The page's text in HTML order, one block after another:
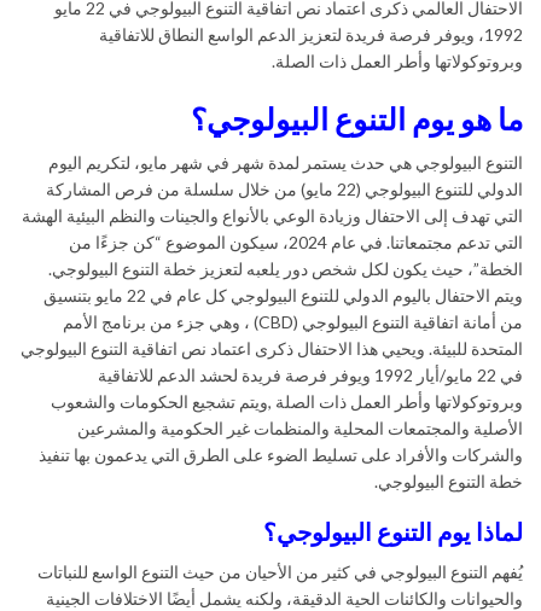
الاحتفال العالمي ذكرى اعتماد نص اتفاقية التنوع البيولوجي في 22 مايو
1992، ويوفر فرصة فريدة لتعزيز الدعم الواسع النطاق للاتفاقية
وبروتوكولاتها وأطر العمل ذات الصلة.
ما هو يوم التنوع البيولوجي؟
التنوع البيولوجي هي حدث يستمر لمدة شهر في شهر مايو، لتكريم اليوم
الدولي للتنوع البيولوجي (22 مايو) من خلال سلسلة من فرص المشاركة
التي تهدف إلى الاحتفال وزيادة الوعي بالأنواع والجينات والنظم البيئية الهشة
التي تدعم مجتمعاتنا. في عام 2024، سيكون الموضوع “كن جزءًا من
الخطة”، حيث يكون لكل شخص دور يلعبه لتعزيز خطة التنوع البيولوجي.
ويتم الاحتفال باليوم الدولي للتنوع البيولوجي كل عام في 22 مايو بتنسيق
من أمانة اتفاقية التنوع البيولوجي (CBD) ، وهي جزء من برنامج الأمم
المتحدة للبيئة. ويحيي هذا الاحتفال ذكرى اعتماد نص اتفاقية التنوع البيولوجي
في 22 مايو/أيار 1992 ويوفر فرصة فريدة لحشد الدعم للاتفاقية
وبروتوكولاتها وأطر العمل ذات الصلة ,ويتم تشجيع الحكومات والشعوب
الأصلية والمجتمعات المحلية والمنظمات غير الحكومية والمشرعين
والشركات والأفراد على تسليط الضوء على الطرق التي يدعمون بها تنفيذ
خطة التنوع البيولوجي.
لماذا يوم التنوع البيولوجي؟
يُفهم التنوع البيولوجي في كثير من الأحيان من حيث التنوع الواسع للنباتات
والحيوانات والكائنات الحية الدقيقة، ولكنه يشمل أيضًا الاختلافات الجينية